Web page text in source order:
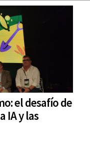
el desafío de
IA y las